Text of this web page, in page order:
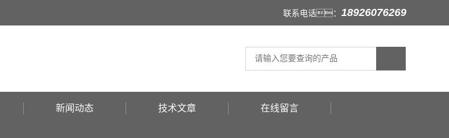
联系电话： 18926076269
新闻动态 技术文章 在线留言